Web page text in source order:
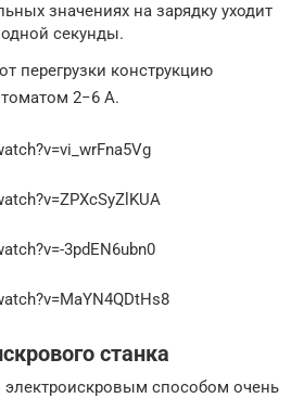
значениях на зарядку уходит
секунды.
перегрузки конструкцию
2−6 А.
3pdEN6ubn0
станка
электроискровым способом очень